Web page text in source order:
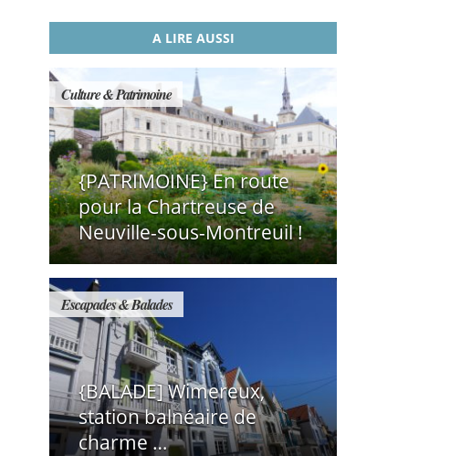
A LIRE AUSSI
Culture & Patrimoine
{PATRIMOINE} En route
pour la Chartreuse de
Neuville-sous-Montreuil !
Escapades & Balades
{BALADE] Wimereux,
station balnéaire de
charme …